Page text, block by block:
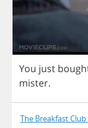
You just
mister.
The Breakfast